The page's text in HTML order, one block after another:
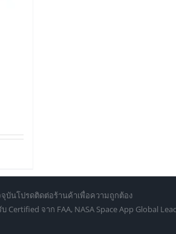
บันโปรดติดต่อร้านค้าเพื่อความถูกต้อง
จาก FAA, NASA Space App Global